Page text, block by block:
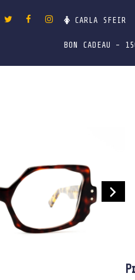
CARLA SFEIR
BON CADEAU –